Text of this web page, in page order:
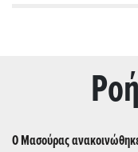
O Μασούρας